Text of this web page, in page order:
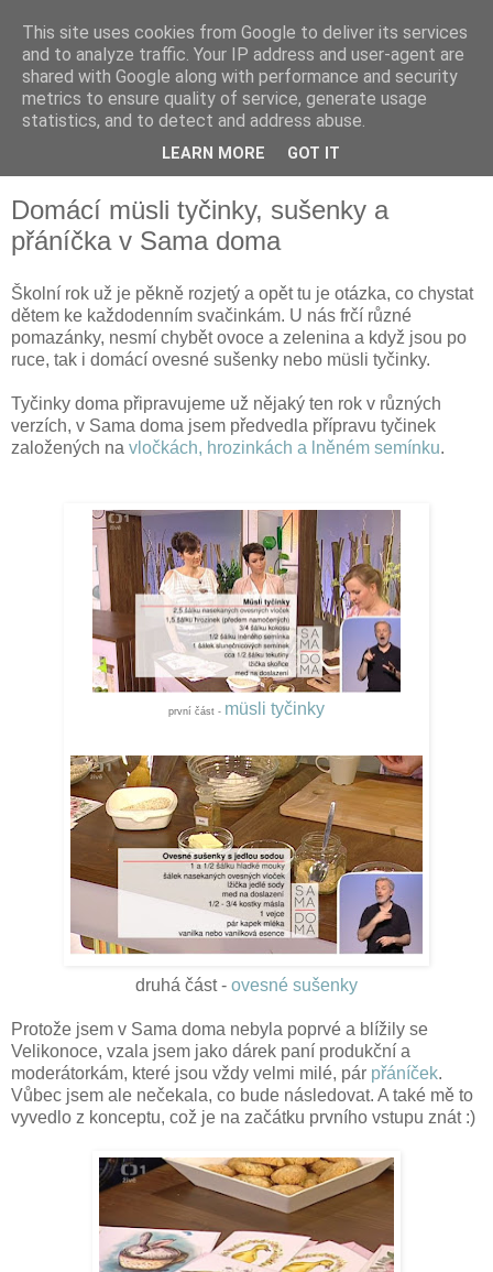
Domácí müsli tyčinky, sušenky a
přáníčka v Sama doma
Školní rok už je pěkně rozjetý a opět tu je otázka, co chystat
dětem ke každodenním svačinkám. U nás frčí různé
pomazánky, nesmí chybět ovoce a zelenina a když jsou po
ruce, tak i domácí ovesné sušenky nebo müsli tyčinky.
Tyčinky doma připravujeme už nějaký ten rok v různých
verzích, v Sama doma jsem předvedla přípravu tyčinek
založených na vločkách, hrozinkách a lněném semínku.
první část - müsli tyčinky
druhá část - ovesné sušenky
Protože jsem v Sama doma nebyla poprvé a blížily se
Velikonoce, vzala jsem jako dárek paní produkční a
moderátorkám, které jsou vždy velmi milé, pár přáníček.
Vůbec jsem ale nečekala, co bude následovat. A také mě to
vyvedlo z konceptu, což je na začátku prvního vstupu znát :)
This site uses cookies from Google to deliver its services
and to analyze traffic. Your IP address and user-agent are
shared with Google along with performance and security
metrics to ensure quality of service, generate usage
statistics, and to detect and address abuse.
LEARN MORE GOT IT